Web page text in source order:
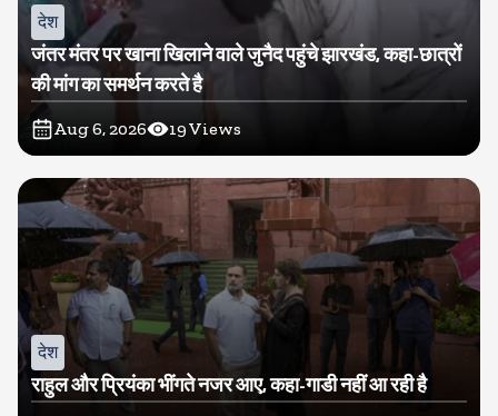
देश
जंतर मंतर पर खाना खिलाने वाले जुनैद पहुंचे झारखंड, कहा-छात्रों
की मांग का समर्थन करते है
Aug 6, 2026 19Views
देश
राहुल और प्रियंका भींगते नजर आए, कहा-गाडी नहीं आ रही है